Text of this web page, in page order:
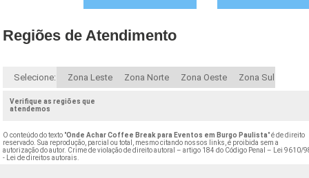
Regiões de Atendimento
Selecione: Zona Leste Zona Norte Zona Oeste Zona Sul
Verifique as regiões que
atendemos
O conteúdo do texto "Onde Achar Coffee Break para Eventos em Burgo Paulista" é de direito
reservado. Sua reprodução, parcial ou total, mesmo citando nossos links, é proibida sem a
autorização do autor. Crime de violação de direito autoral – artigo 184 do Código Penal –
Lei 9610/
- Lei de direitos autorais